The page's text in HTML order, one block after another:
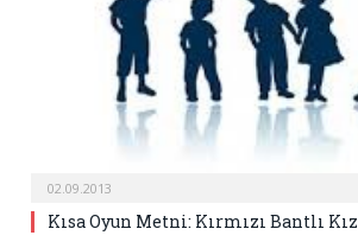
02.09.2013
Kısa Oyun Metni: Kırmızı Bantlı Kız